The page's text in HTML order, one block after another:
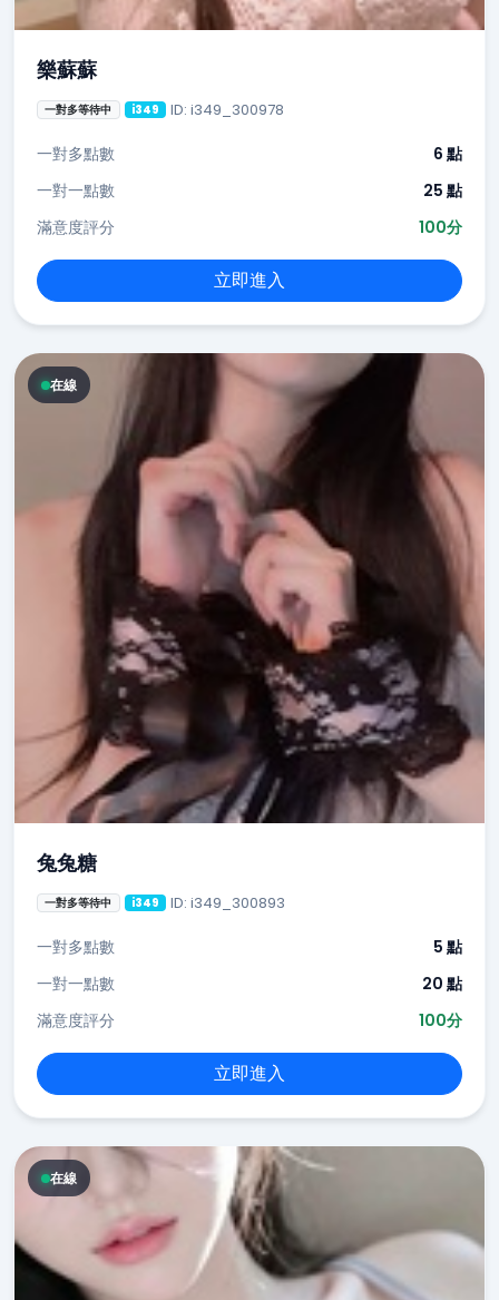
樂蘇蘇
一對多等待中 i349 ID: i349_300978
一對多點數
6 點
一對一點數
25 點
滿意度評分
100分
立即進入
在線
兔兔糖
一對多等待中 i349 ID: i349_300893
一對多點數
5 點
一對一點數
20 點
滿意度評分
100分
立即進入
在線